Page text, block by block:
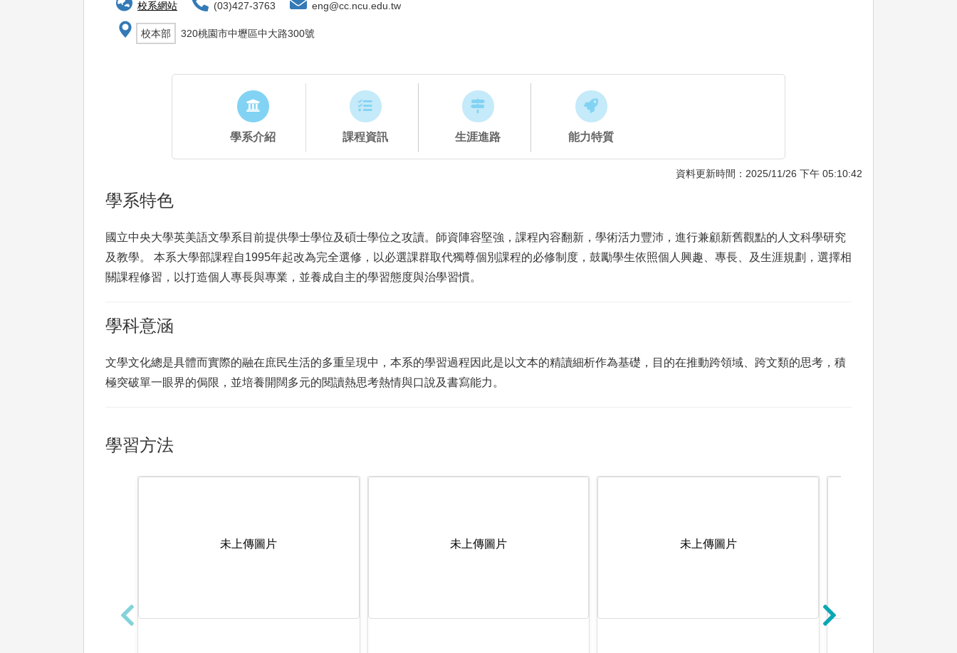
校系網站 (03)427-3763 eng@cc.ncu.edu.tw
校本部 320桃園市中壢區中大路300號
學系介紹 課程資訊 生涯進路 能力特質
資料更新時間：2025/11/26 下午 05:10:42
學系特色
國立中央大學英美語文學系目前提供學士學位及碩士學位之攻讀。師資陣容堅強，課程內容翻新，學術活力豐沛，進行兼顧新舊觀點的人文科學研究
及教學。 本系大學部課程自1995年起改為完全選修，以必選課群取代獨尊個別課程的必修制度，鼓勵學生依照個人興趣、專長、及生涯規劃，選擇相
關課程修習，以打造個人專長與專業，並養成自主的學習態度與治學習慣。
學科意涵
文學文化總是具體而實際的融在庶民生活的多重呈現中，本系的學習過程因此是以文本的精讀細析作為基礎，目的在推動跨領域、跨文類的思考，積
極突破單一眼界的侷限，並培養開闊多元的閱讀熱思考熱情與口說及書寫能力。
學習方法
未上傳圖片 未上傳圖片 未上傳圖片